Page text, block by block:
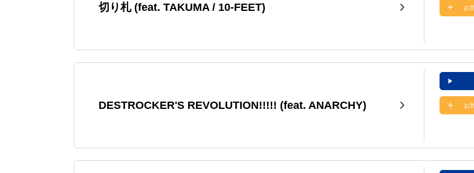
切り札 (feat. TAKUMA / 10-FEET) お
DESTROCKER'S REVOLUTION!!!!! (feat. ANARCHY) お